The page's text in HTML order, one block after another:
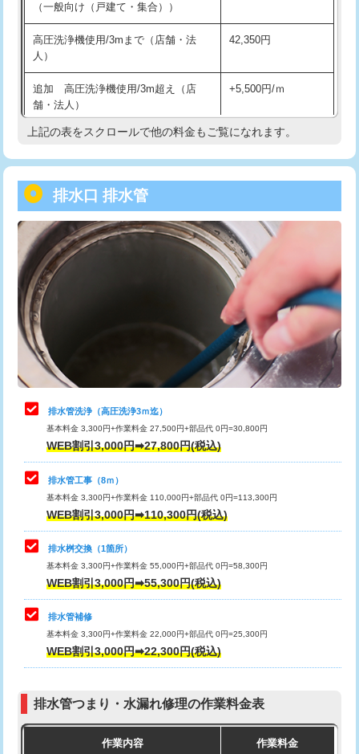
※給水管工事は20mmまでの価格です。
給水管工事※（保温材使用（バンド止
め込み）)
5,500円
給水管工事※（土の掘削・埋め戻し作
業)
11,000円
給水管工事※（塩ビ管（VP・HI）使
用/3ｍまで)
用（追加）/3ｍ超え)
給水管工事※（ライニング鋼管・銅
管・ポリ管・HT管使用/3ｍまで)
44,000円
給水管工事※（ライニング鋼管・銅
管・ポリ管・HT管使用/3ｍ超え)
+8,800円
排水管工事（土の掘削・埋め戻し作
業）
11,000円~
排水管工事（排水管工事/3ｍまで） 55,000円
排水管工事（追加 排水管工事/3ｍ超
え）
マス交換（土の掘削・埋め戻し作業）
マス交換（深さ50㎝未満）
マス交換（深さ50㎝以上）
コンクリート斫り（厚さ10㎝まで）
コンクリート斫り（厚さ10㎝超え）
モルタル補修（厚さ10㎝まで）
モルタル補修（厚さ10㎝超え）
追加人工 16,500円
現場見積
（一般向け（戸建て・集合））
高圧洗浄機使用/3mまで（店舗・法
人）
42,350円
追加 高圧洗浄機使用/3m超え（店
舗・法人）
+5,500円/ｍ
高度高圧洗浄換 現地調査
トーラー機使用/3mまで
追加トーラー機使用/3m超え +3,300円
カメラ調査 33,000円
桝清掃 8,800円
止水・漏水調査・防水処理・清掃・修
理・調整・分解・加工など（軽作業）
11,000円
止水・漏水調査・防水処理・清掃・修
理・調整・分解・加工など（中作業）
22,000円
止水・漏水調査・防水処理・清掃・修
理・調整・分解・加工など（重作業）
33,000円
その他部品の脱着
交換・取付（タンク）
交換・取付(単水栓（壁付・デッキ
式）)
交換・取付(混合水栓（壁付・デッキ
式・ワンホール）)
16,500円+材料費
交換・取付(排水栓・排水トラップ
交換・取付（その他部品） 11,000円+材料費
持込商品取付（単水栓） 13,200円
上記の表をスクロールで他の料金もご覧になれます。
排水口 排水管
排水管洗浄（高圧洗浄3ｍ迄）
基本料金 3,300円+作業料金 27,500円+部品代 0円=30,800円
WEB割引3,000円➡27,800円(税込)
排水管工事（8ｍ）
基本料金 3,300円+作業料金 110,000円+部品代 0円=113,300円
WEB割引3,000円➡110,300円(税込)
排水桝交換（1箇所）
基本料金 3,300円+作業料金 55,000円+部品代 0円=58,300円
WEB割引3,000円➡55,300円(税込)
排水管補修
基本料金 3,300円+作業料金 22,000円+部品代 0円=25,300円
WEB割引3,000円➡22,300円(税込)
排水管つまり・水漏れ修理の作業料金表
作業内容 作業料金